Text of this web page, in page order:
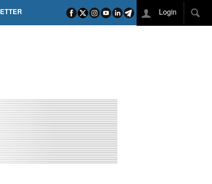
CARAPAZ
SU SCHMID E KOOIJ
Login